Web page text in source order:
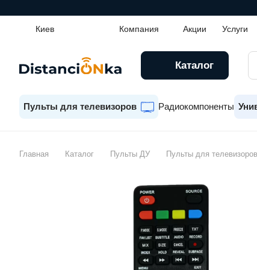
Киев Компания Акции Услуги
Каталог
Пульты для телевизоров Радиокомпоненты
Главная Каталог Пульты ДУ Пульты для телевизоров